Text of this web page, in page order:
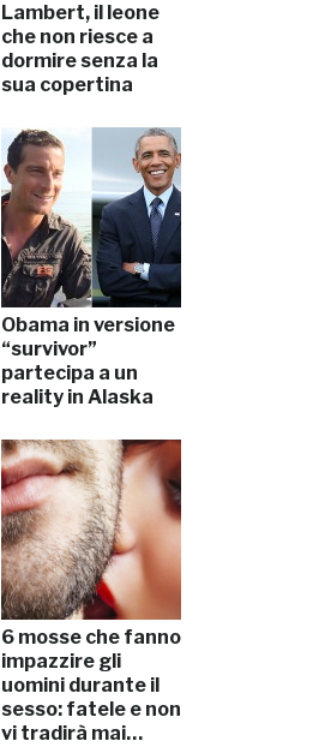
Lambert, il leone
che non riesce a
dormire senza la
sua copertina
Obama in versione
“survivor”
partecipa a un
reality in Alaska
6 mosse che fanno
impazzire gli
uomini durante il
sesso: fatele e non
vi tradirà mai…